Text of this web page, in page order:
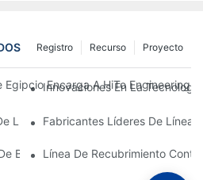
Proyecto
Recurso
Registro
Egipcio Encarga A HiTo Engineering
Innovaciones En La
Líneas De Recubrimiento De
Fabricantes Líderes De
Bobinas: Esencial Para Las
Línea De Recubrimiento